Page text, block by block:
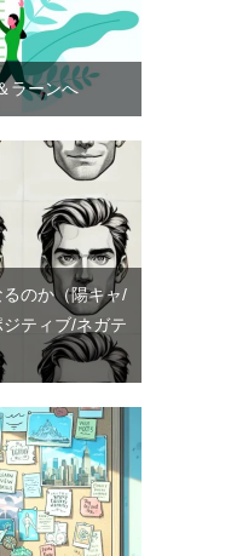
ラーンへ
のか（陽キャ/
ティブ/ネガテ